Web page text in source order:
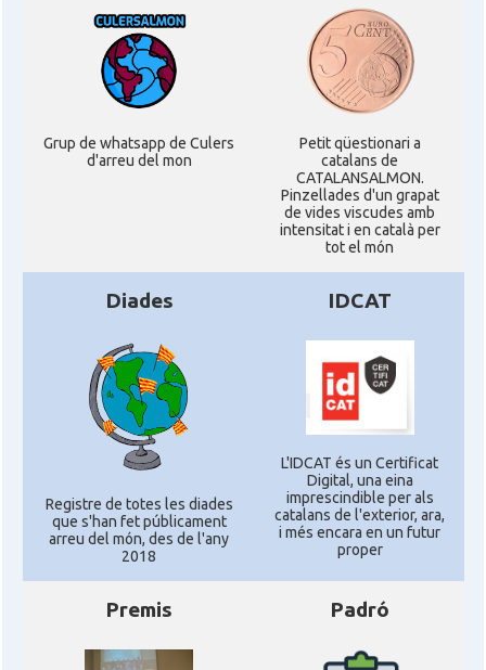
Grup de whatsapp de Culers
d'arreu del mon
Petit qüestionari a
catalans de
CATALANSALMON.
Pinzellades d'un grapat
de vides viscudes amb
intensitat i en català per
tot el món
Diades
Registre de totes les diades
que s'han fet públicament
arreu del món, des de l'any
2018
IDCAT
L'IDCAT és un Certificat
Digital, una eina
imprescindible per als
catalans de l'exterior, ara,
i més encara en un futur
proper
Premis Padró